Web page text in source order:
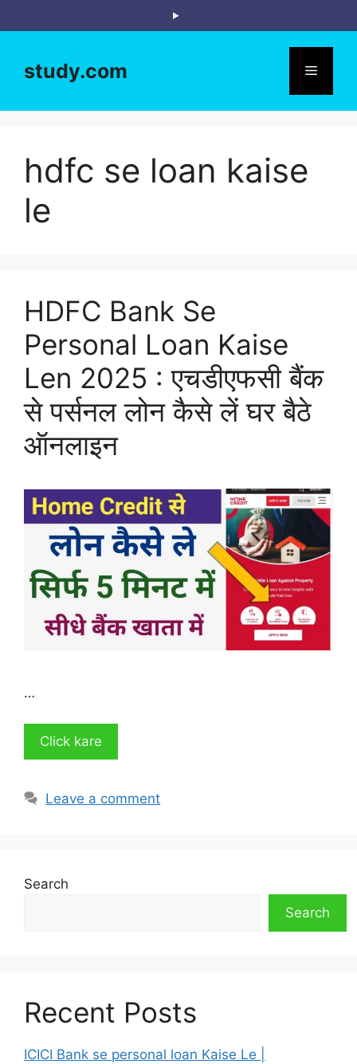
to
study.com Menu
hdfc se loan kaise
le
HDFC Bank Se
Personal Loan Kaise
Len 2025 : एचडीएफसी बैंक
से पर्सनल लोन कैसे लें घर बैठे
ऑनलाइन
…
Click kare
Leave a comment
Search
Search
Recent Posts
ICICI Bank se personal loan Kaise Le |